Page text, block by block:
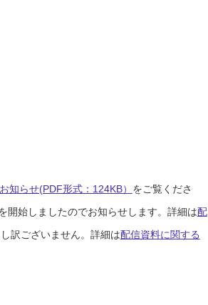
知らせ(PDF形式：124KB） をご覧くださ
開始しましたのでお知らせします。詳細は配
訳ございません。詳細は配信資料に関する